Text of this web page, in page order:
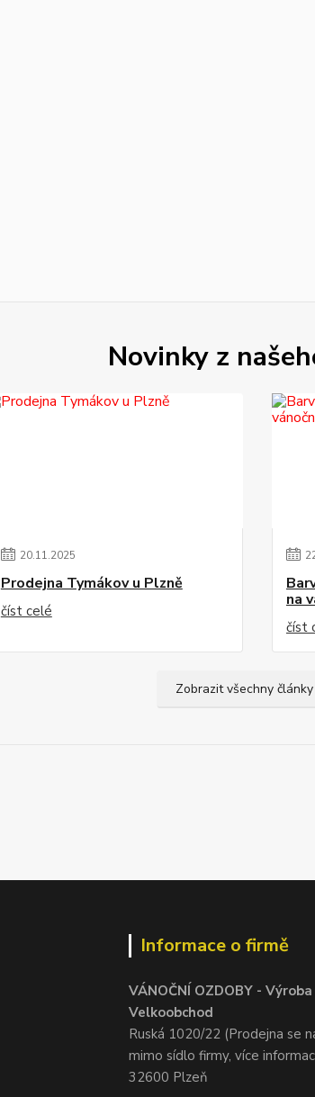
Novinky z
20.11.2025
Prodejna Tymákov u Plzně
číst celé
na
číst
Zobrazit všechny články
Informace o firmě
VÁNOČNÍ OZDOBY -
Velkoobchod
Ruská 1020/22 (Prodejna se
mimo sídlo firmy, více
32600 Plzeň